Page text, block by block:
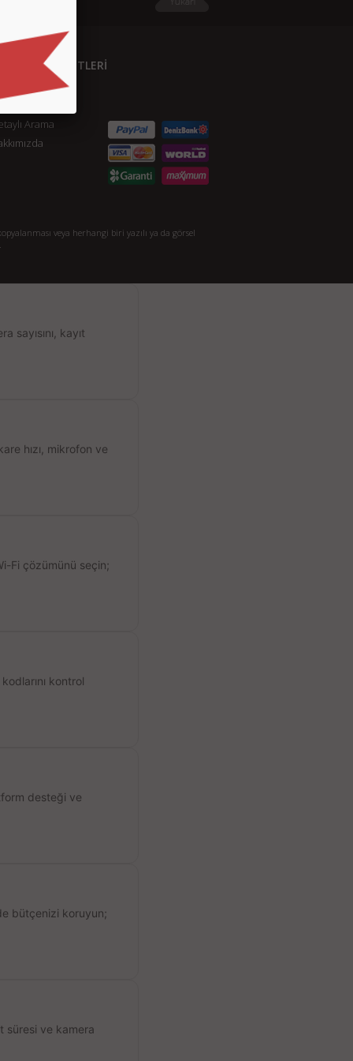
HİZMETLERİ
Arama
veya herhangi biri yazılı ya da görsel
kayıt
hızı, mikrofon ve
Fi çözümünü seçin;
kontrol
desteği ve
bütçenizi koruyun;
süresi ve kamera